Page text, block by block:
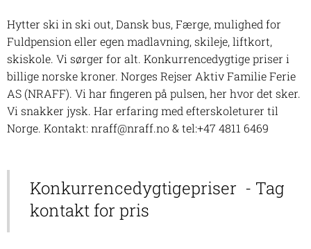
Hytter ski in ski out, Dansk bus, Færge, mulighed for
Fuldpension eller egen madlavning, skileje, liftkort,
skiskole. Vi sørger for alt. Konkurrencedygtige priser i
billige norske kroner. Norges Rejser Aktiv Familie Ferie
AS (NRAFF). Vi har fingeren på pulsen, her hvor det sker.
Vi snakker jysk. Har erfaring med efterskoleturer til
Norge. Kontakt: nraff@nraff.no & tel:+47 4811 6469
Konkurrencedygtigepriser - Tag
kontakt for pris